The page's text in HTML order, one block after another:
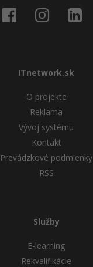
ITnetwork.sk
O projekte
Reklama
Vývoj systému
Kontakt
Prevádzkové podmienky
RSS
Služby
E-learning
Rekvalifikácie